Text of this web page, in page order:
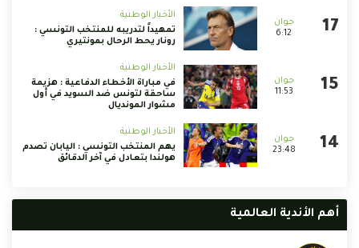
6:12
الأخبار الوطنية
تمهيداً لتدريبه للمنتخب التونسي :
رونار يحط الرحال بمونتيري
11:53
الأخبار الوطنية
في مباراة الأخطاء الدفاعية : هزيمة
ساحقة لتونس ضد السويد في أول
مشوار المونديال
23:48
الأخبار الوطنية
يهم المنتخب التونسي : اليابان تصدم
هولندا بتعادل في آخر الدقائق
أهم الأندية العالمية